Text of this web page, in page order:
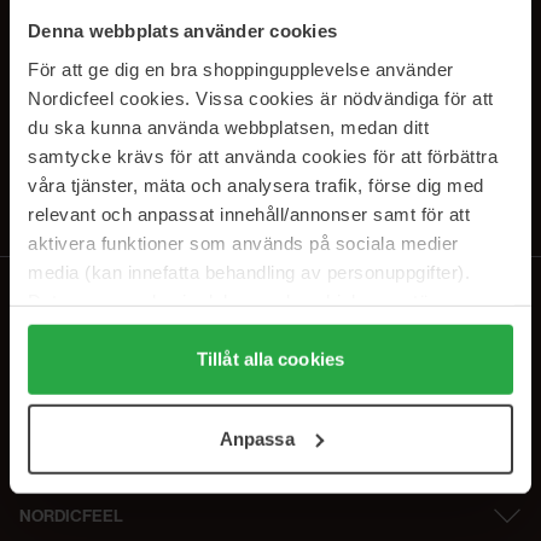
Denna webbplats använder cookies
För att ge dig en bra shoppingupplevelse använder
Nordicfeel cookies. Vissa cookies är nödvändiga för att
du ska kunna använda webbplatsen, medan ditt
samtycke krävs för att använda cookies för att förbättra
våra tjänster, mäta och analysera trafik, förse dig med
relevant och anpassat innehåll/annonser samt för att
aktivera funktioner som används på sociala medier
media (kan innefatta behandling av personuppgifter).
Genom att trycka på "Tillåt alla cookies" accepterar du
alla cookies, medan du under "Detaljer" kan anpassa
användningen av cookies. Du kan när som helst återkalla
samt vår Integritetspolicy.
Tillåt alla cookies
Anpassa
SUBSCRIBE TO OUR
NEWSLETTER
E-postadresse
Ved å abonnere godtar du vårpersonvernerklæring. Du kan melde deg
NORDICFEEL